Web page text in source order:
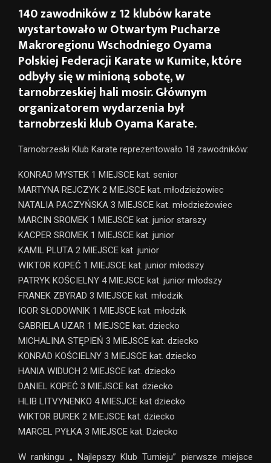
140 zawodników z 12 klubów karate
wystartowało w Otwartym Pucharze
Makroregionu Wschodniego Oyama
Polskiej Federacji Karate w Kumite, które
odbyły się w minioną sobotę, w
tarnobrzeskiej hali mosir. Głównym
organizatorem wydarzenia był
tarnobrzeski klub Oyama Karate.
Tarnobrzeski Klub Karate reprezentowało 18 zawodników:
KONRAD MYSTEK 1 MIEJSCE kat. senior
MARTYNA REJCZYK 2 MIEJSCE kat. młodzieżowiec
NATALIA PACZYŃSKA 3 MIEJSCE kat. młodzieżowiec
MARCIN SROMEK 1 MIEJSCE kat. junior starszy
KACPER SROMEK 1 MIEJSCE kat. junior
KAMIL PLUTA 2 MIEJSCE kat. junior
WIKTOR KOPEĆ 1 MIEJSCE kat. junior młodszy
PATRYK KOŚCIELNY 4 MIEJSCE kat. junior młodszy
FRANEK ZBYRAD 3 MIEJSCE kat. młodzik
IGOR SŁODOWNIK 1 MIEJSCE kat. młodzik
GABRIELA UZAR 1 MIEJSCE kat. dziecko
MICHALINA STĘPIEŃ 3 MIEJSCE kat. dziecko
KONRAD KOŚCIELNY 3 MIEJSCE kat. dziecko
HANIA WIDUCH 2 MIEJSCE kat. dziecko
DANIEL KOPEĆ 3 MIEJSCE kat. dziecko
HLIB LITVYNENKO 4 MIESJCE kat dziecko
WIKTOR BUREK 2 MIEJSCE kat. dziecko
MARCEL PYŁKA 3 MIEJSCE kat. Dziecko
W rankingu „ Najlepszy Klub Turnieju” pierwsze miejsce